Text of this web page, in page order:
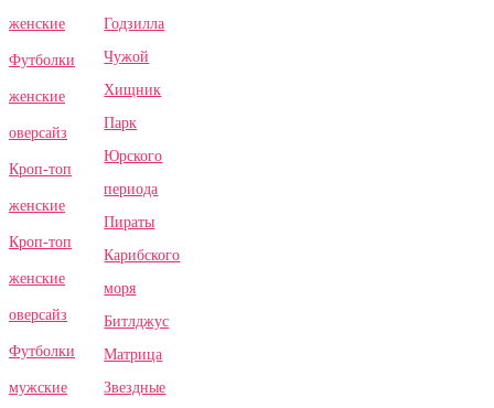
женские
Футболки
женские
оверсайз
Кроп-топ
женские
Кроп-топ
женские
оверсайз
Футболки
мужские
Годзилла
Чужой
Хищник
Парк
Юрского
периода
Пираты
Карибского
моря
Битлджус
Матрица
Звездные